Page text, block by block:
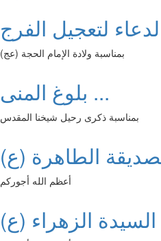
لتعجيل الفرج
بمناسبة ولادة الإمام الحجة (عج)
بلوغ المنى ...
بمناسبة ذكرى رحيل شيخنا المقدس
الطاهرة (ع)
أعظم الله أجوركم
الزهراء (ع)